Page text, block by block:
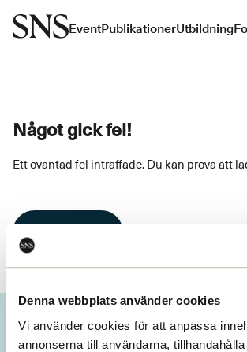
Denna webbplats använder cookies
Vi använder cookies för att anpassa
annonserna till användarna,
EventPublikationerUtbildning
Något gick fel!
Ett oväntad fel inträffade. Du kan prova att